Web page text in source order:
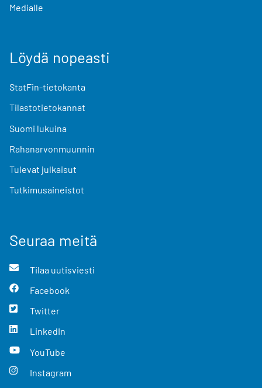
Medialle
Löydä nopeasti
StatFin-tietokanta
Tilastotietokannat
Suomi lukuina
Rahanarvonmuunnin
Tulevat julkaisut
Tutkimusaineistot
Seuraa meitä
Tilaa uutisviesti
Facebook
Twitter
LinkedIn
YouTube
Instagram